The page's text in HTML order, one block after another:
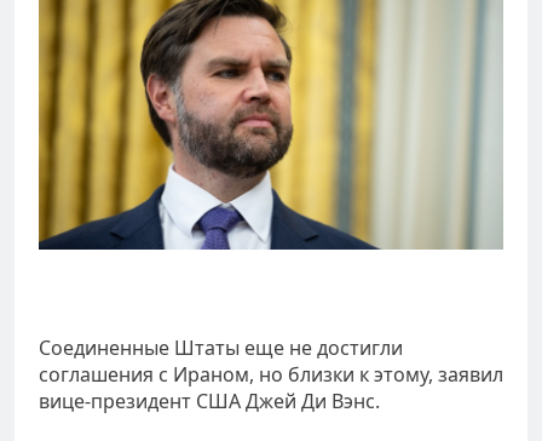
Соединенные Штаты еще не достигли
соглашения с Ираном, но близки к этому, заявил
вице-президент США Джей Ди Вэнс.